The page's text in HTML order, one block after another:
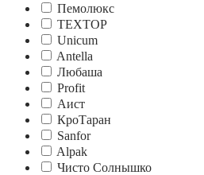
Пемолюкс
TEXTOP
Unicum
Antella
Любаша
Profit
Аист
КроTаран
Sanfor
Alpak
Чисто Солнышко